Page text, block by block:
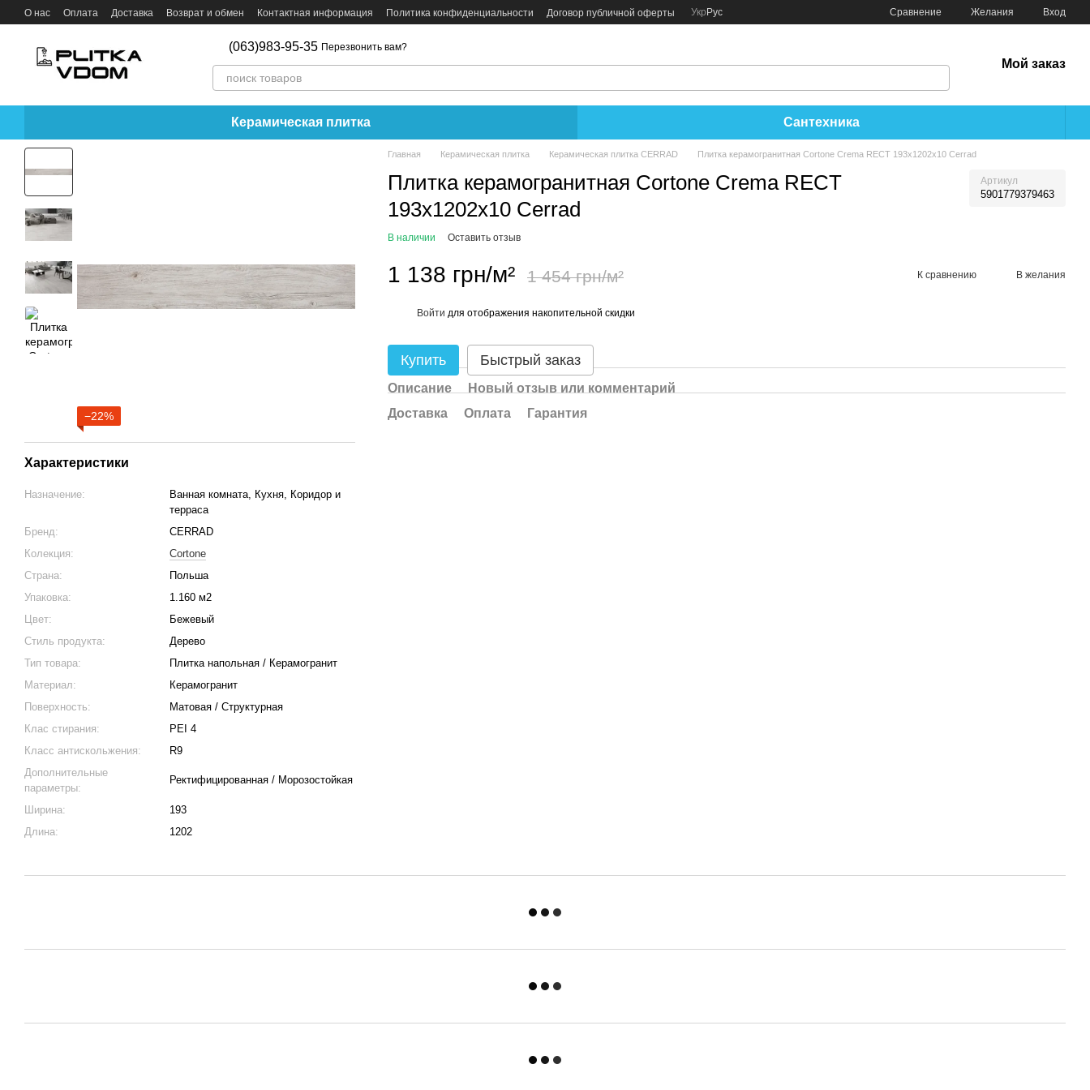
Перейти к основному контенту
О нас Оплата Доставка Возврат и обмен Контактная информация Политика конфиденциальности Договор публичной оферты Укр Рус Сравнение Желания Вход
(063)983-95-35 Перезвонить вам?
Мой заказ
Керамическая плитка Сантехника
−22%
Характеристики
Назначение:
Ванная комната, Кухня, Коридор и
терраса
Бренд:
CERRAD
Колекция:
Cortone
Страна:
Польша
Упаковка:
1.160 м2
Цвет:
Бежевый
Стиль продукта:
Дерево
Тип товара:
Плитка напольная / Керамогранит
Материал:
Керамогранит
Поверхность:
Матовая / Структурная
Клас стирания:
PEI 4
Класс антискольжения:
R9
Дополнительные
параметры:
Ректифицированная / Морозостойкая
Ширина:
193
Длина:
1202
Главная Керамическая плитка Керамическая плитка CERRAD Плитка керамогранитная Cortone Crema RECT 193x1202x10 Cerrad
Плитка керамогранитная Cortone Crema RECT
193x1202x10 Cerrad
Артикул
5901779379463
В наличии Оставить отзыв
1 138 грн/м² 1 454 грн/м² К сравнению В желания
Войти для отображения накопительной скидки
Купить Быстрый заказ
Описание
Новый отзыв или комментарий
Доставка
Оплата Гарантия